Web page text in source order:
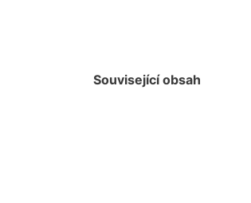
Související obsah